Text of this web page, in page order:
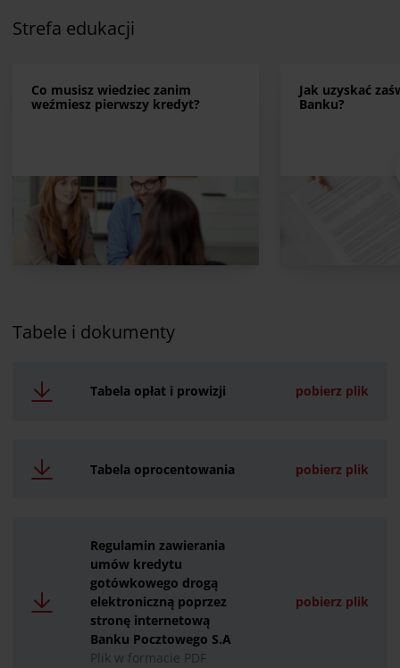
Strefa edukacji
Co musisz wiedziec zanim
weźmiesz pierwszy kredyt?
Jak uzyskać
Banku?
Tabele i dokumenty
Tabela opłat i prowizji pobierz plik
Tabela oprocentowania pobierz plik
Regulamin zawierania
umów kredytu
gotówkowego drogą
elektroniczną poprzez
stronę internetową
Banku Pocztowego S.A
Plik w formacie PDF
pobierz plik